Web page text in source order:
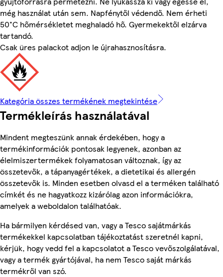
még használat után sem. Napfénytől védendő. Nem érheti
50°C hőmérsékletet meghaladó hő. Gyermekektől elzárva
tartandó.
Csak üres palackot adjon le újrahasznosításra.
Kategória összes termékének megtekintése
Termékleírás használatával
Mindent megteszünk annak érdekében, hogy a
termékinformációk pontosak legyenek, azonban az
élelmiszertermékek folyamatosan változnak, így az
összetevők, a tápanyagértékek, a dietetikai és allergén
összetevők is. Minden esetben olvasd el a terméken található
címkét és ne hagyatkozz kizárólag azon információkra,
amelyek a weboldalon találhatóak.
Ha bármilyen kérdésed van, vagy a Tesco sajátmárkás
termékekkel kapcsolatban tájékoztatást szeretnél kapni,
kérjük, hogy vedd fel a kapcsolatot a Tesco vevőszolgálatával,
vagy a termék gyártójával, ha nem Tesco saját márkás
termékről van szó.